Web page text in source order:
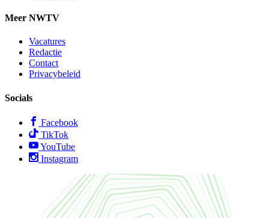
Meer NWTV
Vacatures
Redactie
Contact
Privacybeleid
Socials
Facebook
TikTok
YouTube
Instagram